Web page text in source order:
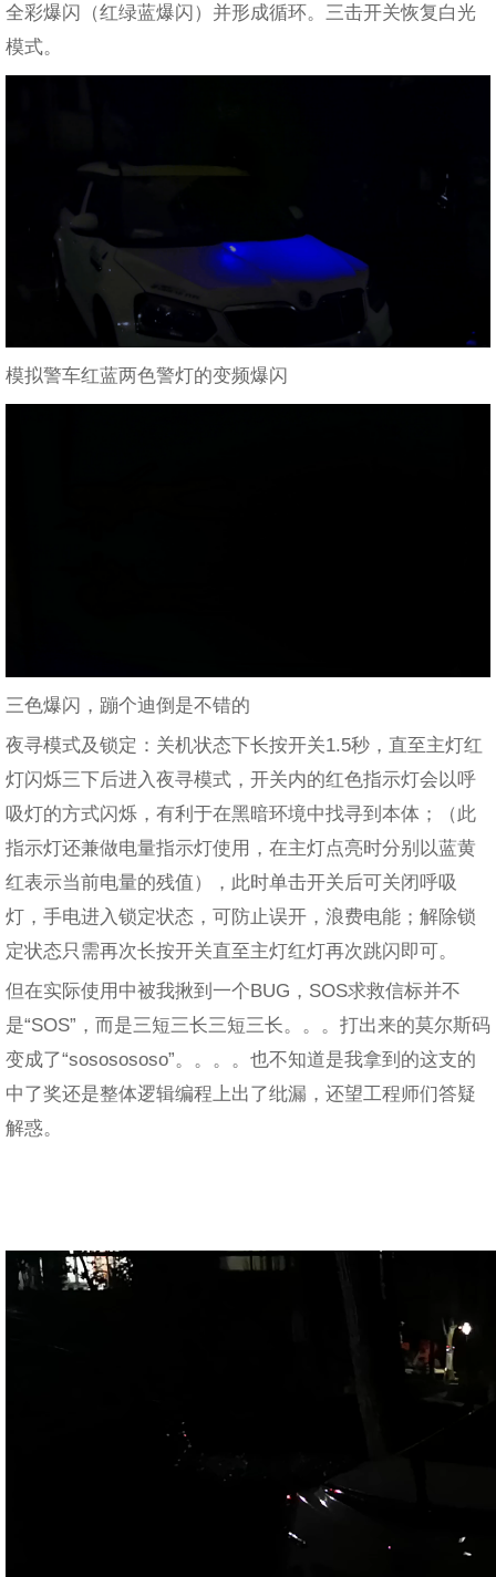
全彩爆闪（红绿蓝爆闪）并形成循环。三击开关恢复白光
模式。
模拟警车红蓝两色警灯的变频爆闪
三色爆闪，蹦个迪倒是不错的
夜寻模式及锁定：关机状态下长按开关1.5秒，直至主灯红
灯闪烁三下后进入夜寻模式，开关内的红色指示灯会以呼
吸灯的方式闪烁，有利于在黑暗环境中找寻到本体；（此
指示灯还兼做电量指示灯使用，在主灯点亮时分别以蓝黄
红表示当前电量的残值），此时单击开关后可关闭呼吸
灯，手电进入锁定状态，可防止误开，浪费电能；解除锁
定状态只需再次长按开关直至主灯红灯再次跳闪即可。
但在实际使用中被我揪到一个BUG，SOS求救信标并不
是“SOS”，而是三短三长三短三长。。。打出来的莫尔斯码
变成了“sososososo”。。。。也不知道是我拿到的这支的
中了奖还是整体逻辑编程上出了纰漏，还望工程师们答疑
解惑。